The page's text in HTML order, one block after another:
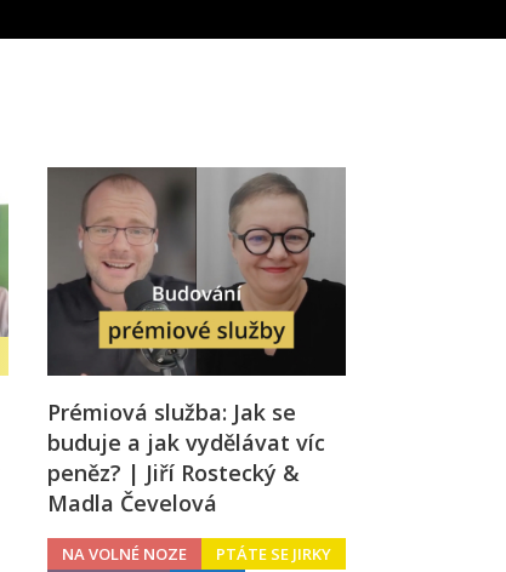
Prémiová služba: Jak se
buduje a jak vydělávat víc
peněz? | Jiří Rostecký &
Madla Čevelová
NA VOLNÉ NOZE
PTÁTE SE JIRKY